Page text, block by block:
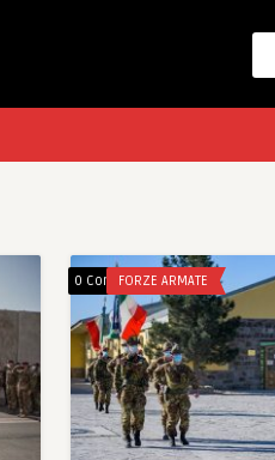
0 CommentsFORZE ARMATE